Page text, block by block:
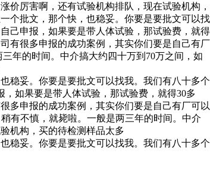
价厉害啊，还有试验机构排队，现在试验机构，
个批文，那个快，也稳妥。你要是要批文可以找
己申报，如果要是带人体试验，那试验费，就得
有很多申报的成功案例，其实你们要是自己有厂
年的时间。中介搞大约四十万到70万之间，如
稳妥。你要是要批文可以找我。我们有八十多个
如果要是带人体试验，那试验费，就得30多
多申报的成功案例，其实你们要是自己有厂可以
有不慎，就毙啦。一般是两三年的时间。中介
机构，买的待检测样品太多
稳妥。你要是要批文可以找我。我们有八十多个